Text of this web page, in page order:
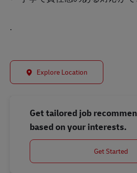
.
Explore Location
Get tailored job
based on your interests.
Get Started